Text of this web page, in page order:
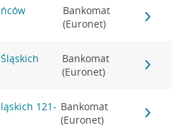
Bankomat
(Euronet)
Bankomat
(Euronet)
121- Bankomat
(Euronet)